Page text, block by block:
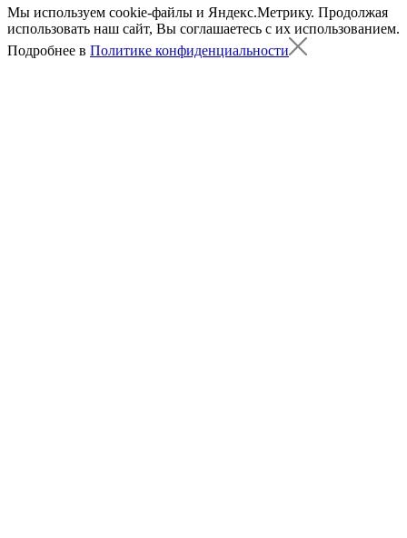
Мы используем cookie-файлы и Яндекс.Метрику. Продолжая
использовать наш сайт, Вы соглашаетесь с их использованием.
Подробнее в Политике конфиденциальности